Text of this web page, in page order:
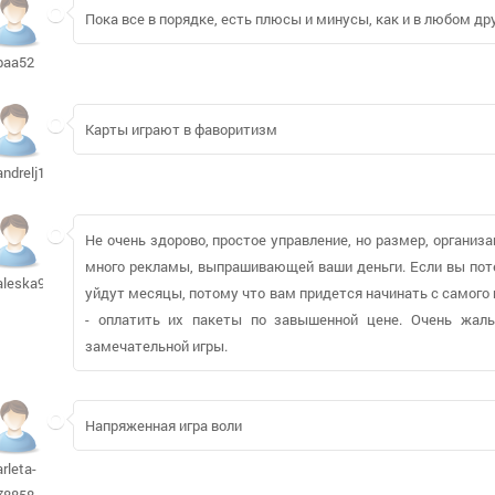
Пока все в порядке, есть плюсы и минусы, как и в любом
Карты играют в фаворитизм
Не очень здорово, простое управление, но размер,
много рекламы, выпрашивающей ваши деньги. Если вы
уйдут месяцы, потому что вам придется начинать с самого
- оплатить их пакеты по завышенной цене. Очень
замечательной игры.
Напряженная игра воли